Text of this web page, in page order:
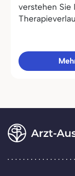
verstehen Sie